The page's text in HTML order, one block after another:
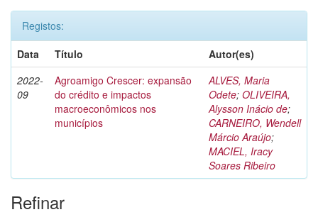
Registos:
Data
Título
Autor(es)
2022-
09
Agroamigo Crescer: expansão
do crédito e impactos
macroeconômicos nos
municípios
ALVES, Maria
Odete; OLIVEIRA,
Alysson Inácio de;
CARNEIRO, Wendell
Márcio Araújo;
MACIEL, Iracy
Soares Ribeiro
Refinar